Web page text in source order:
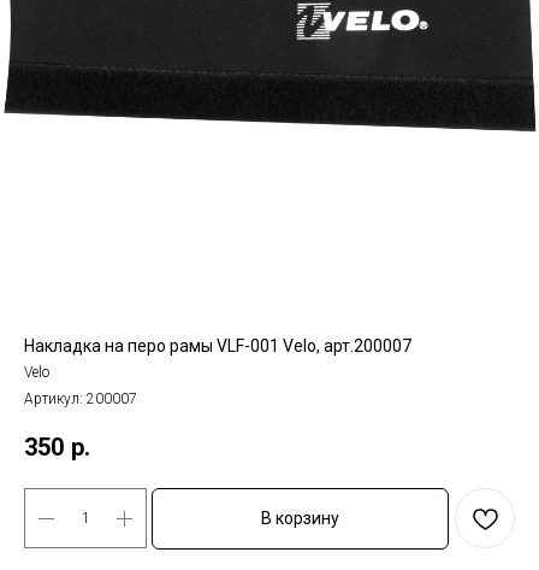
Накладка на перо рамы VLF-001 Velo, арт.200007
Velo
Артикул: 200007
350 р.
В корзину